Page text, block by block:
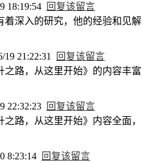
18:19:54
回复该留言
深入的研究，他的经验和见
19 21:22:31
回复该留言
之路，从这里开始》的内容丰
22:32:23
回复该留言
之路，从这里开始》内容全面
8:23:14
回复该留言